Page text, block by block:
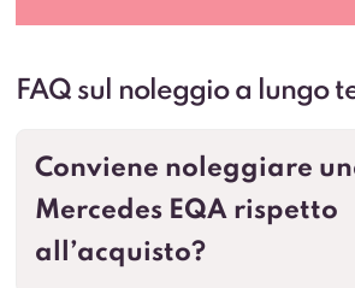
FAQ sul noleggio a lungo
Conviene noleggiare
Mercedes EQA rispetto
all’acquisto?